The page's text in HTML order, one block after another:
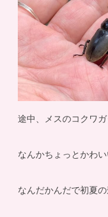
途中、メスのコクワガ
なんかちょっとかわい
なんだかんだで初夏